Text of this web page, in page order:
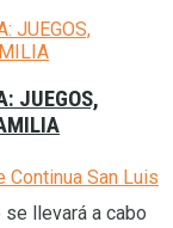
San Luis
JUEGOS,
llevará a cabo